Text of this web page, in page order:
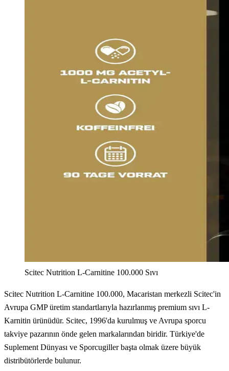
Scitec Nutrition L-Carnitine 100.000 Sıvı
Scitec Nutrition L-Carnitine 100.000, Macaristan merkezli Scitec'in
Avrupa GMP üretim standartlarıyla hazırlanmış premium sıvı L-
Karnitin ürünüdür. Scitec, 1996'da kurulmuş ve Avrupa sporcu
takviye pazarının önde gelen markalarından biridir. Türkiye'de
Suplement Dünyası ve Sporcugiller başta olmak üzere büyük
distribütörlerde bulunur.